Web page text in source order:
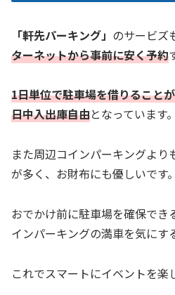
「軒先パーキング」 のサービズ
ターネットから事前に安く予約
1日単位で駐車場を借りること
日中入出庫自由となっています。
また周辺コインパーキングよ
が多く、お財布にも優しいです。
おでかけ前に駐車場を確保でき
インパーキングの満車を気にす
これでスマートにイベントを楽